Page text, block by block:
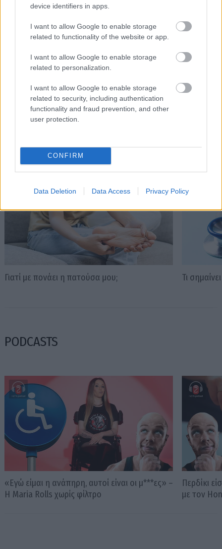
device identifiers in apps.
I want to allow Google to enable storage
related to functionality of the website or app.
I want to allow Google to enable storage
related to personalization.
I want to allow Google to enable storage
related to security, including authentication
functionality and fraud prevention, and other
user protection.
CONFIRM
Data Deletion Data Access Privacy Policy
Γιατί με πονάει η πατούσα μου; Τι
PODCASTS
«Εγώ είμαι η ανάπηρη, αυτοί είναι οι μ***ες» –
Η Maria Rolls χωρίς φίλτρο
Περδίκι
με τον